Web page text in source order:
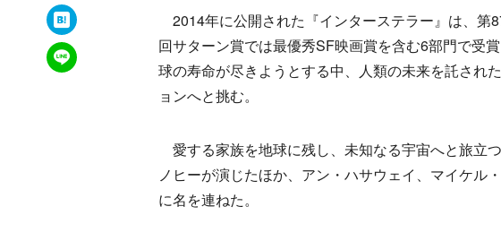
はてなブックマーク
LINEで送る
2014年に公開された『インターステラー』は、第
回サターン賞では最優秀SF映画賞を含む6部門で受
球の寿命が尽きようとする中、人類の未来を託され
ョンへと挑む。
愛する家族を地球に残し、未知なる宇宙へと旅立
ノヒーが演じたほか、アン・ハサウェイ、マイケル
に名を連ねた。